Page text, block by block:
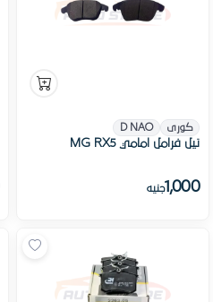
كورى D NAO
تيل فرامل امامي MG RX5
1,000جنيه